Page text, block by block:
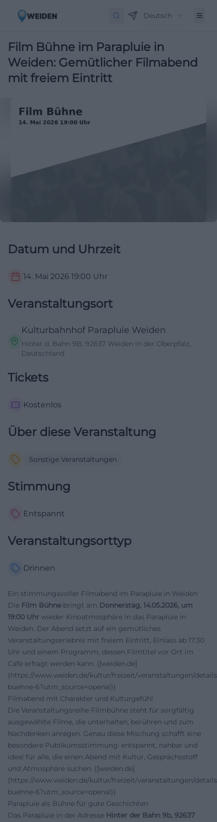
Deutsch
Film Bühne im Parapluie in
Weiden: Gemütlicher Filmabend
mit freiem Eintritt
Datum und Uhrzeit
14. Mai 2026 19:00 Uhr
Veranstaltungsort
Kulturbahnhof Parapluie Weiden
Hinter d. Bahn 9B, 92637 Weiden in der Oberpfalz,
Deutschland
Tickets
Kostenlos
Über diese Veranstaltung
Sonstige Veranstaltungen
Stimmung
Entspannt
Veranstaltungsorttyp
Drinnen
Ein stimmungsvoller Filmabend im Parapluie in Weiden
Die Film Bühne bringt am Donnerstag, 14.05.2026, um
19:00 Uhr wieder Kinoatmosphäre in das Parapluie in
Weiden. Der Abend setzt auf ein gemütliches
Veranstaltungserlebnis mit freiem Eintritt, Einlass ab 17:30
Uhr und einem Programm, dessen Filmtitel vor Ort im
Café erfragt werden kann. ([weiden.de]
(https://www.weiden.de/kultur/freizeit/veranstaltungen/
buehne-6?utm_source=openai))
Filmabend mit Charakter und Kulturgefühl
Die Veranstaltungsreihe Filmbühne steht für sorgfältig
ausgewählte Filme, die unterhalten, berühren und zum
Nachdenken anregen. Genau diese Mischung schafft eine
besondere Publikumsstimmung: entspannt, nahbar und
ideal für alle, die einen Abend mit Kultur, Gesprächsstoff
und Atmosphäre suchen. ([weiden.de]
(https://www.weiden.de/kultur/freizeit/veranstaltungen/
buehne-6?utm_source=openai))
Parapluie als Bühne für gute Geschichten
Das Parapluie in der Adresse Hinter der Bahn 9b, 92637